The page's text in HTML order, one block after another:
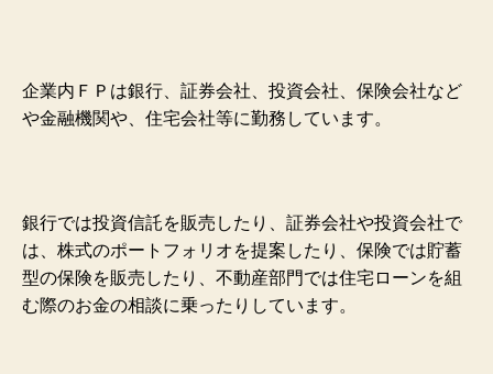
企業内ＦＰは銀行、証券会社、投資会社、保険会社など
や金融機関や、住宅会社等に勤務しています。
銀行では投資信託を販売したり、証券会社や投資会社で
は、株式のポートフォリオを提案したり、保険では貯蓄
型の保険を販売したり、不動産部門では住宅ローンを組
む際のお金の相談に乗ったりしています。